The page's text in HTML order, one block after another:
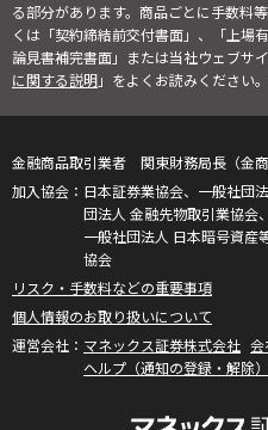
る部分があります。商品ごとに手数料
くは「契約締結前交付書面」、「上場
論見書補完書面」または当社ウェブサ
に関する説明」をよくお読みください。
金融商品取引業者 関東財務局長（金
日本証券業協会、一般社団
団法人 金融先物取引業協会、
一般社団法人 日本暗号資産
協会
リスク・手数料などの重要事項
個人情報のお取り扱いについて
マネックス証券株式会社 会
ヘルプ（通知の登録・解除）